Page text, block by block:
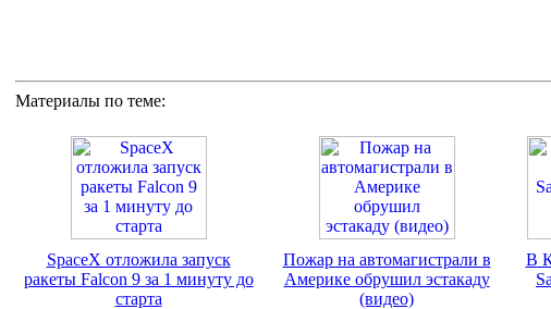
Материалы по теме:
SpaceX отложила запуск
ракеты Falcon 9 за 1 минуту до
старта
Пожар на автомагистрали в
Америке обрушил эстакаду
(видео)
В